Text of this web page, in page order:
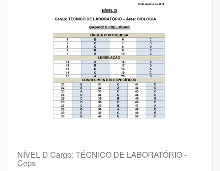
NÍVEL D Cargo: TÉCNICO DE LABORATÓRIO -
Ceps